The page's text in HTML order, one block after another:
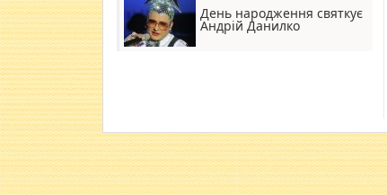
День народження святкує
Андрій Данилко